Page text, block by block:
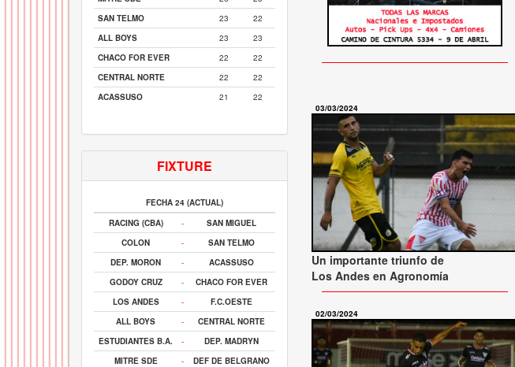
SAN TELMO
23
22
ALL BOYS
23
23
CHACO FOR EVER
22
22
CENTRAL NORTE
22
22
ACASSUSO
21 22
FIXTURE
FECHA 24 (ACTUAL)
RACING (CBA)
-
SAN MIGUEL
COLON
-
SAN TELMO
DEP. MORON
-
ACASSUSO
GODOY CRUZ
-
CHACO FOR EVER
LOS ANDES
-
F.C.OESTE
ALL BOYS
-
CENTRAL NORTE
ESTUDIANTES B.A.
-
DEP. MADRYN
MITRE SDE
-
DEF DE BELGRANO
03/03/2024
Un importante triunfo de
Los Andes en Agronomía
02/03/2024